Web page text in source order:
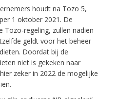
houdt na Tozo 5,
1 oktober 2021. De
Tozo-regeling, zullen nadien
geldt voor het beheer
Doordat bij de
niet is gekeken naar
zeker in 2022 de mogelijke